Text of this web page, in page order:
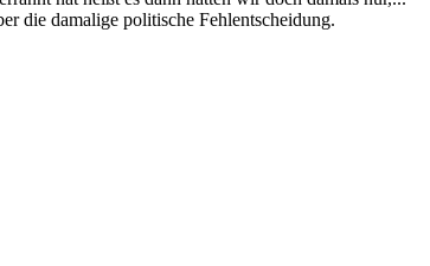
die damalige politische Fehlentscheidung.